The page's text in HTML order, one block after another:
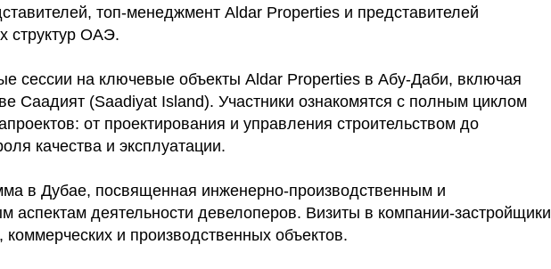
топ-менеджмент Aldar Properties и представителей
структур ОАЭ.
сессии на ключевые объекты Aldar Properties в Абу-Даби, включая
Саадият (Saadiyat Island). Участники ознакомятся с полным циклом
от проектирования и управления строительством до
качества и эксплуатации.
в Дубае, посвященная инженерно-производственным и
аспектам деятельности девелоперов. Визиты в компании-застройщики
и производственных объектов.